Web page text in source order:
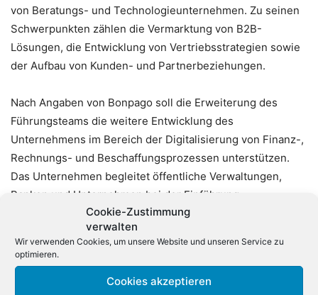
Cookie-Zustimmung
verwalten
Wir verwenden Cookies, um unsere Website und unseren Service zu
optimieren.
Cookies akzeptieren
von Beratungs- und Technologieunternehmen. Zu seinen
Schwerpunkten zählen die Vermarktung von B2B-
Lösungen, die Entwicklung von Vertriebsstrategien sowie
der Aufbau von Kunden- und Partnerbeziehungen.
Nach Angaben von Bonpago soll die Erweiterung des
Führungsteams die weitere Entwicklung des
Unternehmens im Bereich der Digitalisierung von Finanz-,
Rechnungs- und Beschaffungsprozessen unterstützen.
Das Unternehmen begleitet öffentliche Verwaltungen,
Banken und Unternehmen bei der Einführung
elektronischer Rechnungsprozesse, E-Invoicing-Lösungen
und Financial-Supply-Chain-Konzepten.
Bonpago wurde vor mehr als 25 Jahren gegründet und ist
auf die Digitalisierung und Optimierung von Finanz- und